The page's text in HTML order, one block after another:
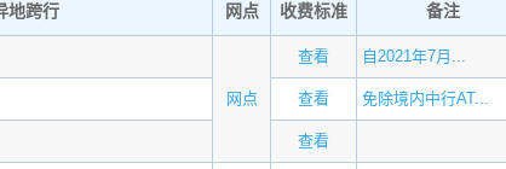
地跨行 网点 收费标准 备注
网点
查看 自2021年7月...
查看 免除境内中行AT...
查看